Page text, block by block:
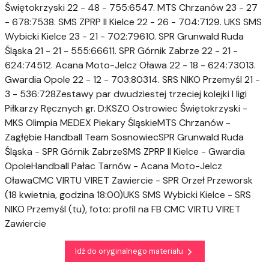
Świętokrzyski 22 - 48 - 755:6547. MTS Chrzanów 23 - 27
- 678:7538. SMS ZPRP II Kielce 22 - 26 - 704:7129. UKS SMS
Wybicki Kielce 23 - 21 - 702:79610. SPR Grunwald Ruda
Śląska 21 - 21 - 555:66611. SPR Górnik Zabrze 22 - 21 -
624:74512. Acana Moto-Jelcz Oława 22 - 18 - 624:73013.
Gwardia Opole 22 - 12 - 703:80314. SRS NIKO Przemyśl 21 -
3 - 536:728Zestawy par dwudziestej trzeciej kolejki I ligi
Piłkarzy Ręcznych gr. D:KSZO Ostrowiec Świętokrzyski -
MKS Olimpia MEDEX Piekary ŚląskieMTS Chrzanów -
Zagłębie Handball Team SosnowiecSPR Grunwald Ruda
Śląska - SPR Górnik ZabrzeSMS ZPRP II Kielce - Gwardia
OpoleHandball Pałac Tarnów - Acana Moto-Jelcz
OławaCMC VIRTU VIRET Zawiercie - SPR Orzeł Przeworsk
(18 kwietnia, godzina 18:00)UKS SMS Wybicki Kielce - SRS
NIKO Przemyśl (tu), foto: profil na FB CMC VIRTU VIRET
Zawiercie
Idź do oryginalnego materiału